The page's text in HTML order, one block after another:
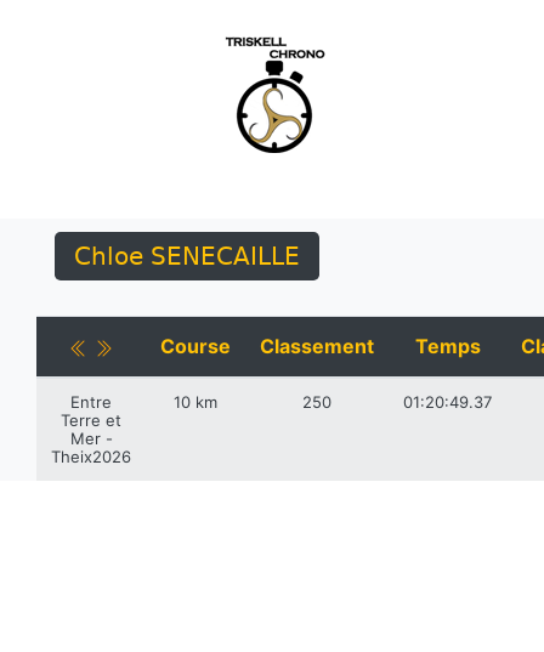
Chloe SENECAILLE
Course Classement Temps
Entre
Terre et
Mer -
Theix2026
10 km 250 01:20:49.37